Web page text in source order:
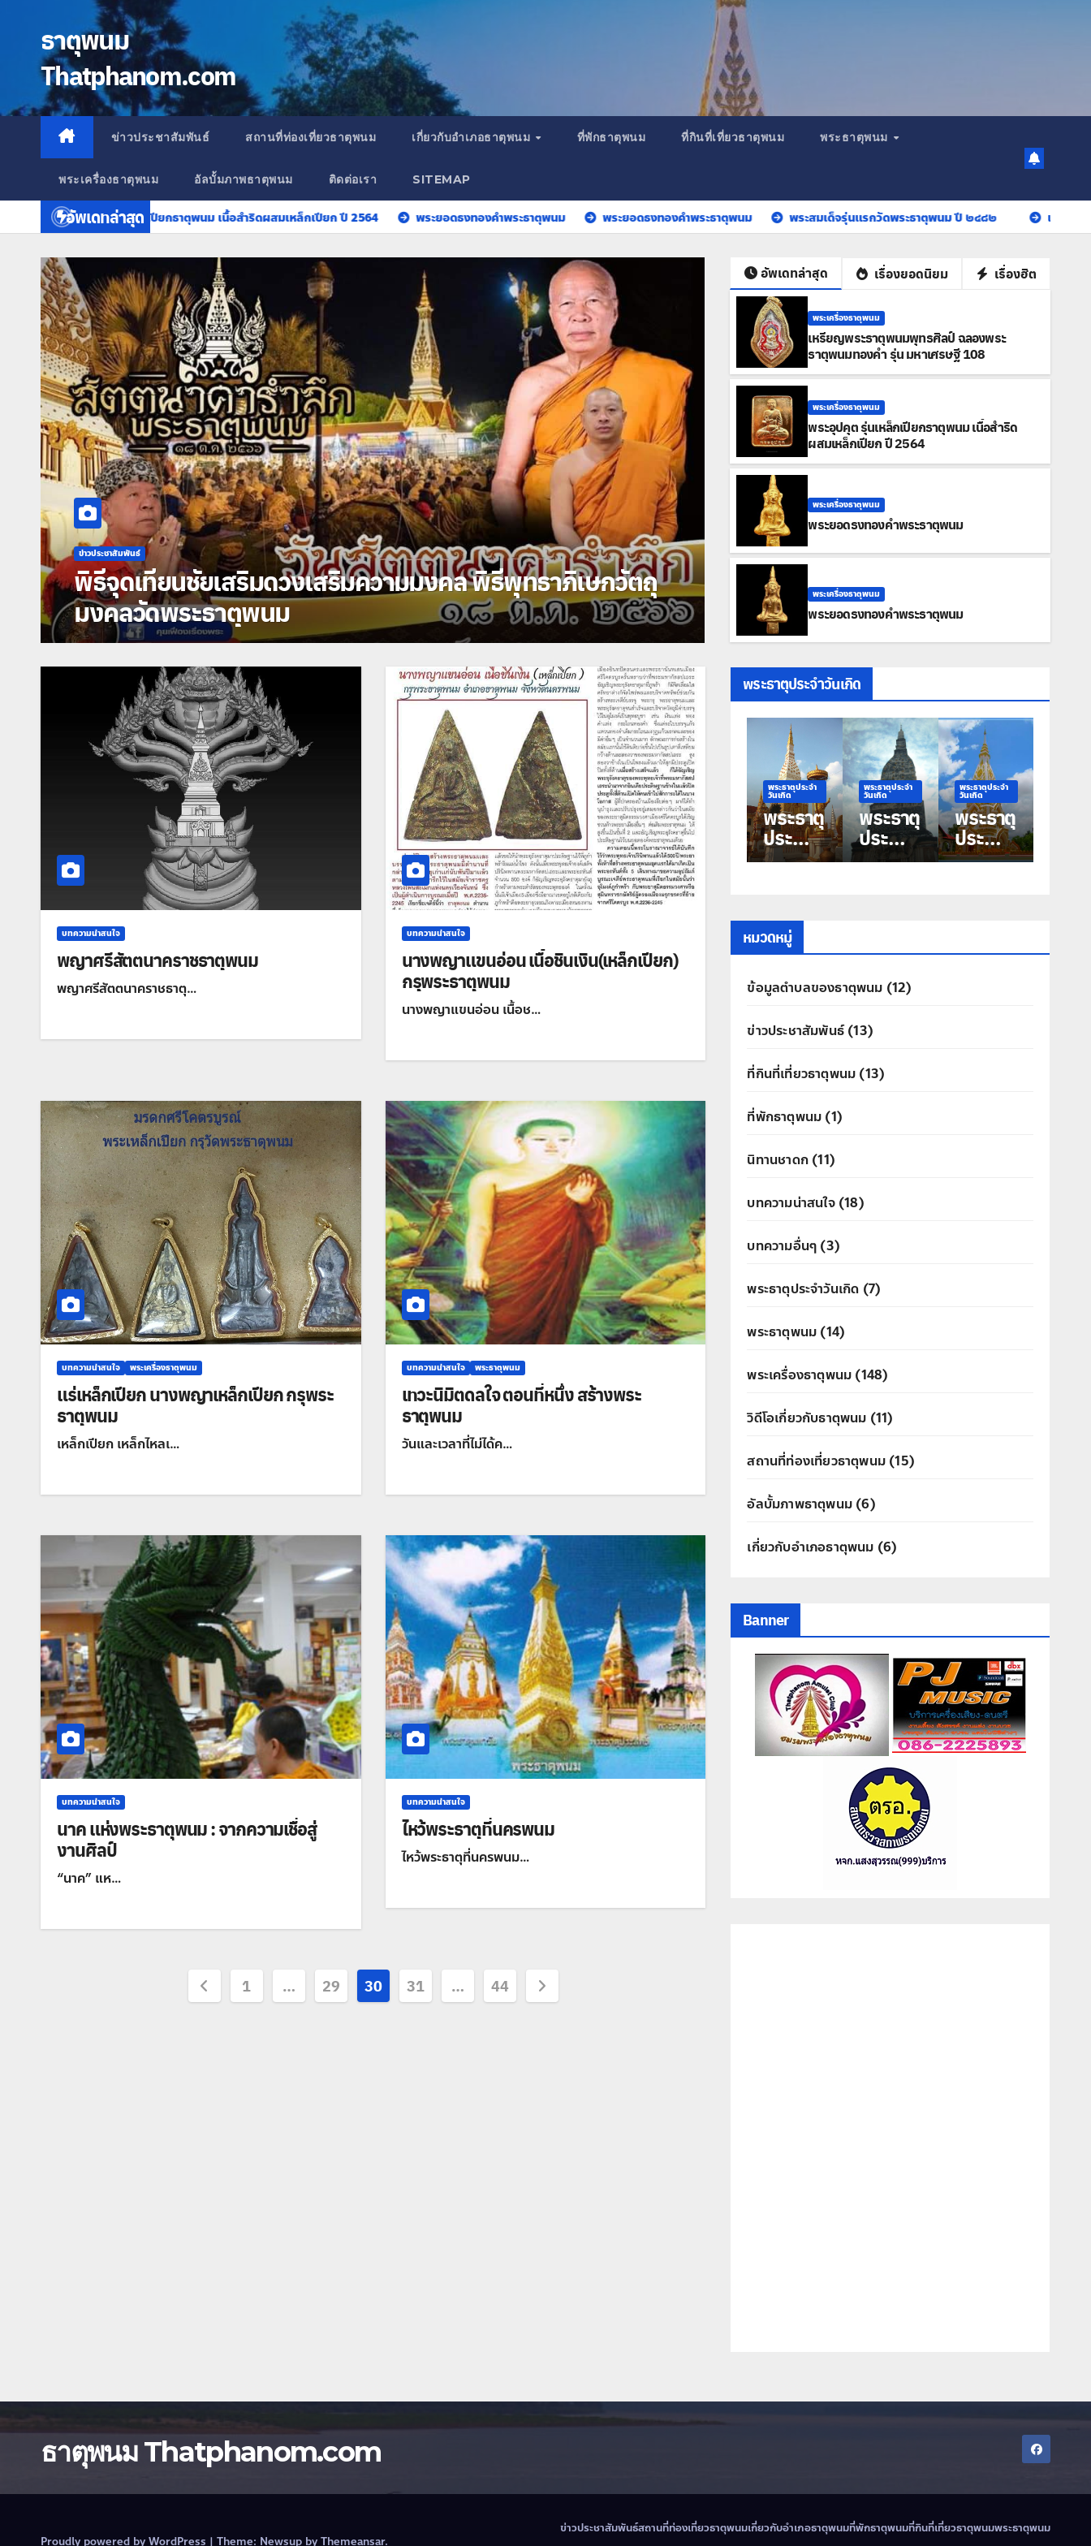
contentธาตุพนม
Thatphanom.com
ข่าวประชาสัมพันธ์ สถานที่ท่องเที่ยวธาตุพนม เกี่ยวกับอำเภอธาตุพนม ที่พักธาตุพนม ที่กินที่เที่ยวธาตุพนม พระธาตุพนม
พระเครื่องธาตุพนม อัลบั้มภาพธาตุพนม ติดต่อเรา SITEMAP
อัพเดทล่าสุด
ะอุปคุต รุ่นเหล็กเปียกธาตุพนม เนื้อสำริดผสมเหล็กเปียก ปี 2564 พระยอดธงทองคำพระธาตุพนม พระยอดธงทองคำพระธาตุพนม พระสมเด็จรุ่นแรกวัดพระธาตุพนม ปี ๒๔๘๒ เหรียญพระธาตุพนม
ามมงคล พิธีพุทธาภิเษกวัตถุ ข่าวประชาสัมพันธ์ อัลบั้มภาพธาตุพนม
วัดหัวเวียงรังษี
อัพเดทล่าสุด เรื่องยอดนิยม เรื่องฮิต
พระเครื่องธาตุพนม
เหรียญพระธาตุพนมพุทธศิลป์ ฉลองพระ
ธาตุพนมทองคำ รุ่น มหาเศรษฐี 108
พระเครื่องธาตุพนม
พระอุปคุต รุ่นเหล็กเปียกธาตุพนม เนื้อสำริด
ผสมเหล็กเปียก ปี 2564
พระเครื่องธาตุพนม
พระยอดธงทองคำพระธาตุพนม
พระเครื่องธาตุพนม
พระยอดธงทองคำพระธาตุพนม
บทความน่าสนใจ
พญาศรีสัตตนาคราชธาตุพนม
พญาศรีสัตตนาคราชธาตุ…
บทความน่าสนใจ
นางพญาแขนอ่อน เนื้อชินเงิน(เหล็กเปียก)
กรุพระธาตุพนม
นางพญาแขนอ่อน เนื้อช…
บทความน่าสนใจ พระเครื่องธาตุพนม
แร่เหล็กเปียก นางพญาเหล็กเปียก กรุพระ
ธาตุพนม
เหล็กเปียก เหล็กไหลเ…
บทความน่าสนใจ พระธาตุพนม
เทวะนิมิตดลใจ ตอนที่หนึ่ง สร้างพระ
ธาตุพนม
วันและเวลาที่ไม่ได้ค…
บทความน่าสนใจ
นาค แห่งพระธาตุพนม : จากความเชื่อสู่
งานศิลป์
“นาค” แห…
บทความน่าสนใจ
ไหว้พระธาตุที่นครพนม
ไหว้พระธาตุที่นครพนม…
Posts1 … 29 30 31 … 44
พระธาตุประจำวันเกิด
พระธาตุประจำ
วันเกิด
พระธาตุ
ประจำ
วันเกิด
นคร
พระธาตุประจำ
วันเกิด
พระธาตุ
ประจำ
วันเกิด
พระธาตุประจำ
วันเกิด
พระธาตุ
ประจำ
วันเกิด
ประสิทธิ์
พระธาตุประจำ
พระธาตุ
ประจำ
วันเกิด
หมวดหมู่
ข้อมูลตำบลของธาตุพนม (12)
ข่าวประชาสัมพันธ์(13)
ที่กินที่เที่ยวธาตุพนม (13)
ที่พักธาตุพนม (1)
นิทานชาดก(11)
บทความน่าสนใจ(18)
บทความอื่นๆ (3)
พระธาตุประจำวันเกิด (7)
พระธาตุพนม (14)
พระเครื่องธาตุพนม (148)
วิดีโอเกี่ยวกับธาตุพนม (11)
สถานที่ท่องเที่ยวธาตุพนม(15)
อัลบั้มภาพธาตุพนม(6)
เกี่ยวกับอำเภอธาตุพนม (6)
Banner
ธาตุพนม Thatphanom.com
Proudly powered by WordPress | Theme: Newsup by Themeansar.
ข่าวประชาสัมพันธ์สถานที่ท่องเที่ยวธาตุพนมเกี่ยวกับอำเภอธาตุพนมที่พักธาตุพนมที่กินที่เที่ยวธาตุพนมพระธาตุพนม